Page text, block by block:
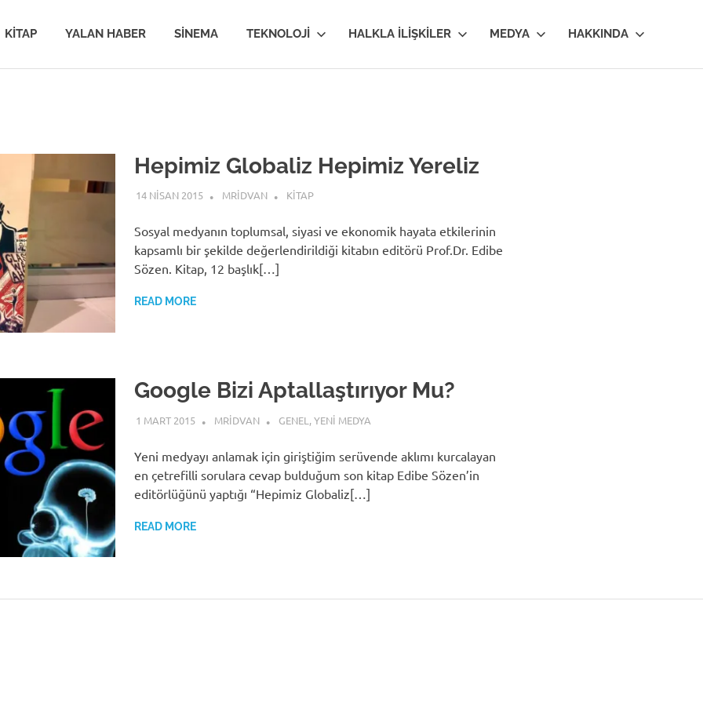
KITAP YALAN HABER SINEMA TEKNOLOJI HALKLA İLIŞKILER MEDYA HAKKINDA
Hepimiz Globaliz Hepimiz Yereliz
14 NISAN 2015 MRIDVAN KITAP
Sosyal medyanın toplumsal, siyasi ve ekonomik hayata etkilerinin
kapsamlı bir şekilde değerlendirildiği kitabın editörü Prof.Dr. Edibe
Sözen. Kitap, 12 başlık[…]
READ MORE
Google Bizi Aptallaştırıyor Mu?
1 MART 2015 MRIDVAN GENEL ,YENI MEDYA
Yeni medyayı anlamak için giriştiğim serüvende aklımı kurcalayan
en çetrefilli sorulara cevap bulduğum son kitap Edibe Sözen’in
editörlüğünü yaptığı “Hepimiz Globaliz[…]
READ MORE